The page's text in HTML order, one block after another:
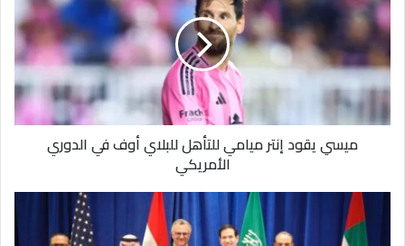
إنتر
ميامي
للتأهل
للبلاي
أوف
في
الدوري
الأمريكيميسي يقود إنتر ميامي للتأهل للبلاي أوف في الدوري
الأمريكي
دعمها